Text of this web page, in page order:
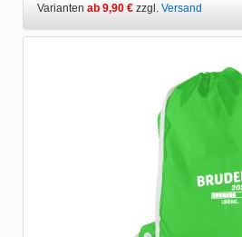
Varianten ab 9,90 € zzgl. Versand